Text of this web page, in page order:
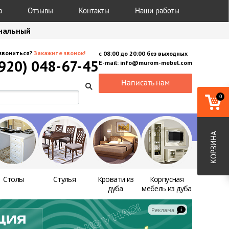
Отзывы Контакты Наши работы
с 08:00 до 20:00 без выходных
E-mail: info@murom-mebel.com
Написать нам
Закажите звонок!
048-67-45
Столы Стулья
Кровати из
дуба
Корпусная
мебель из дуба
0
КОРЗИНА